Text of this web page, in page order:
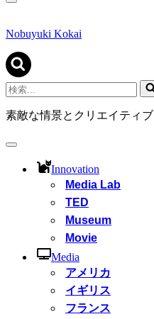
ナ
ゲ
シ
ョ
ン
メ
ニ
ュ
Nobuyuki Kokai
検
索...
素敵な情景とクリエイティブ
ナ
Innovation
Media Lab
TED
Museum
Movie
Media
アメリカ
イギリス
フランス